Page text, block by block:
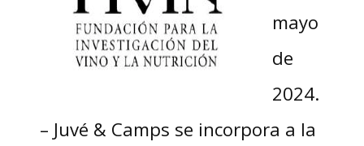
mayo
de
2024.
– Juvé & Camps se incorpora a la